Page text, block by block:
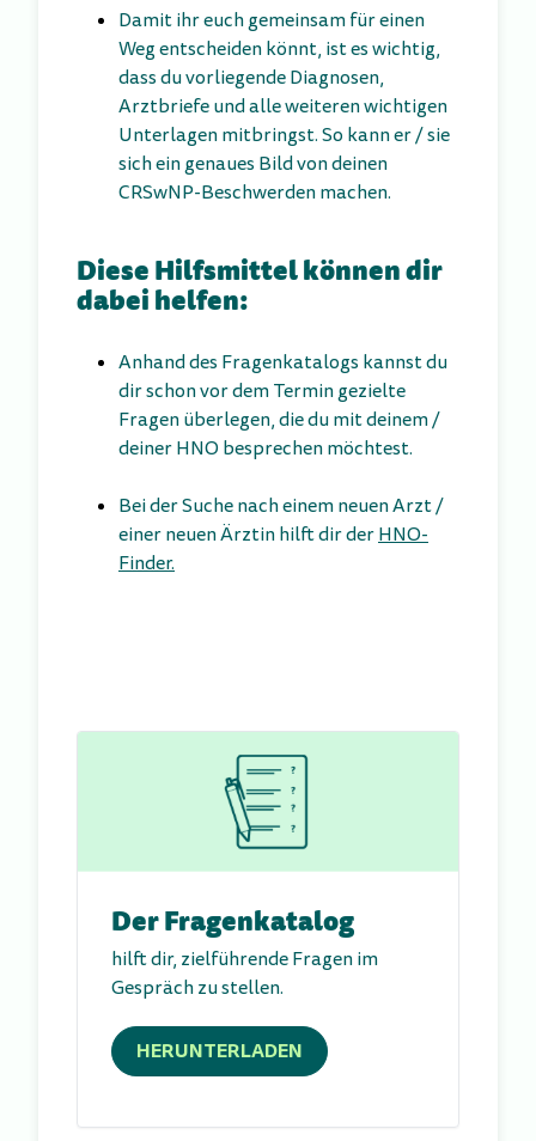
Damit ihr euch gemeinsam für einen
Weg entscheiden könnt, ist es wichtig,
dass du vorliegende Diagnosen,
Arztbriefe und alle weiteren wichtigen
Unterlagen mitbringst. So kann er / sie
sich ein genaues Bild von deinen
CRSwNP-Beschwerden machen.
Diese Hilfsmittel können dir
dabei helfen:
Anhand des Fragenkatalogs kannst du
dir schon vor dem Termin gezielte
Fragen überlegen, die du mit deinem /
deiner HNO besprechen möchtest.
Bei der Suche nach einem neuen Arzt /
einer neuen Ärztin hilft dir derHNO-
Finder.
Der Fragenkatalog
hilft dir, zielführende Fragen im
Gespräch zu stellen.
HERUNTERLADEN